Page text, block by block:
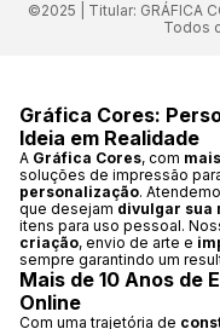
©2025 | Titular: GRÁFICA
Todos
Gráfica Cores:
Ideia em Realidade
A Gráfica Cores, com
soluções de impressão
personalização.
que desejam divulgar sua
itens para uso pessoal.
criação, envio de arte e
sempre garantindo um
Mais de 10 Anos de
Online
Com uma trajetória de